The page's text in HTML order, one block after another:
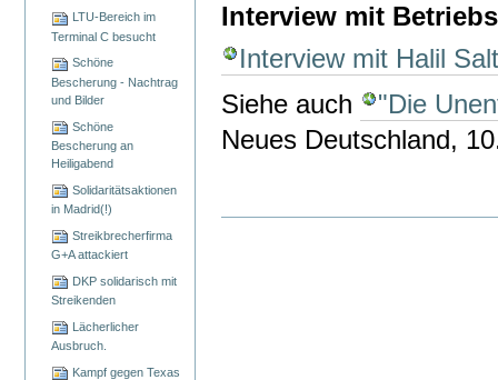
LTU-Bereich im
Terminal C besucht
Schöne
Bescherung - Nachtrag
und Bilder
Schöne
Bescherung an
Heiligabend
Solidaritätsaktionen
in Madrid(!)
Streikbrecherfirma
G+A attackiert
DKP solidarisch mit
Streikenden
Lächerlicher
Ausbruch.
Kampf gegen Texas
Interview mit
Interview mit Halil
Siehe auch
"Die
Neues Deutschland,